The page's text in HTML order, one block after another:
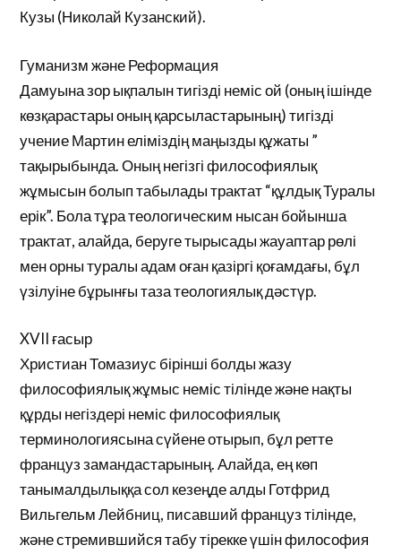
Кузы (Николай Кузанский).
Гуманизм және Реформация
Дамуына зор ықпалын тигізді неміс ой (оның ішінде
көзқарастары оның қарсыластарының) тигізді
учение Мартин еліміздің маңызды құжаты ”
тақырыбында. Оның негізгі философиялық
жұмысын болып табылады трактат “құлдық Туралы
ерік”. Бола тұра теологическим нысан бойынша
трактат, алайда, беруге тырысады жауаптар рөлі
мен орны туралы адам оған қазіргі қоғамдағы, бұл
үзілуіне бұрынғы таза теологиялық дәстүр.
XVII ғасыр
Христиан Томазиус бірінші болды жазу
философиялық жұмыс неміс тілінде және нақты
құрды негіздері неміс философиялық
терминологиясына сүйене отырып, бұл ретте
француз замандастарының. Алайда, ең көп
танымалдылыққа сол кезеңде алды Готфрид
Вильгельм Лейбниц, писавший француз тілінде,
және стремившийся табу тірекке үшін философия